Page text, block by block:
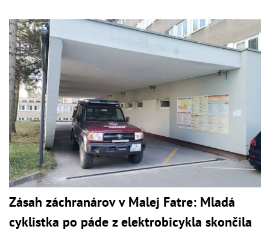
Zásah záchranárov v Malej Fatre: Mladá
cyklistka po páde z elektrobicykla skončila